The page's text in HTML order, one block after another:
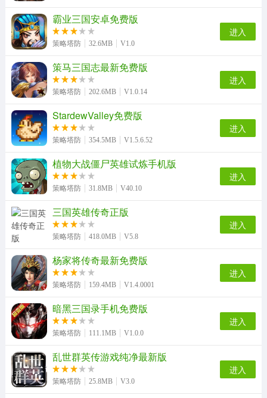
猫咪大战争日服无广告版 封神传奇手游无广告版
英雄无敌ol游戏完整版
霸业三国安卓免费版
策略塔防 32.6MB V1.0
进入
策马三国志最新免费版
策略塔防 202.6MB V1.0.14
进入
StardewValley免费版
策略塔防 354.5MB V1.5.6.52
进入
植物大战僵尸英雄试炼手机版
策略塔防 31.8MB V40.10
进入
三国英雄传奇正版
策略塔防 418.0MB V5.8
进入
杨家将传奇最新免费版
策略塔防 159.4MB V1.4.0001
进入
暗黑三国录手机免费版
策略塔防 111.1MB V1.0.0
进入
乱世群英传游戏纯净最新版
策略塔防 25.8MB V3.0
进入